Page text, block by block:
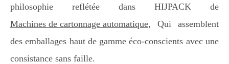
philosophie reflétée dans HIJPACK de
Machines de cartonnage automatique, Qui assemblent
des emballages haut de gamme éco-conscients avec une
consistance sans faille.